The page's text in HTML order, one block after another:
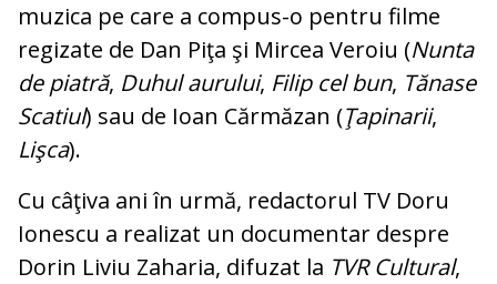
muzica pe care a compus-o pentru filme
regizate de Dan Piţa şi Mir­cea Veroiu (Nunta
de piatră, Duhul au­ru­lui, Filip cel bun, Tănase
Scatiul) sau de Ioan Cărmăzan (Ţapinarii,
Lişca).
Cu câţiva ani în urmă, redactorul TV Doru
Ionescu a realizat un documentar despre
Do­rin Liviu Zaharia, difuzat la TVR Cul­tu­ral,